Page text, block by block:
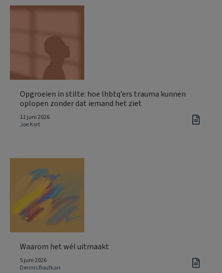
Opgroeien in stilte: hoe lhbtq’ers trauma kunnen
oplopen zonder dat iemand het ziet
11 juni 2026
Joe Kort
Waarom het wél uitmaakt
5 juni 2026
Dennis Boutkan